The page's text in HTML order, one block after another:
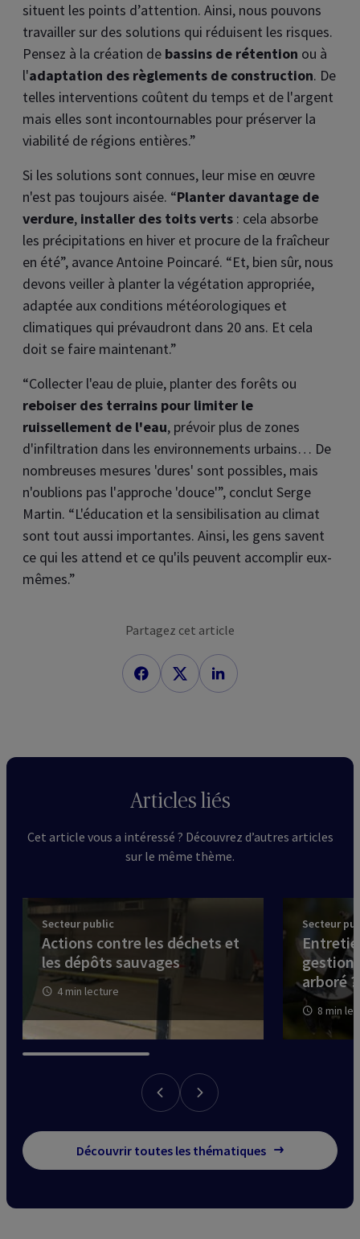
situent les points d’attention. Ainsi, nous pouvons
travailler sur des solutions qui réduisent les risques.
Pensez à la création de bassins de rétention ou à
l'adaptation des règlements de construction. De
telles interventions coûtent du temps et de l'argent
mais elles sont incontournables pour préserver la
viabilité de régions entières.”
Si les solutions sont connues, leur mise en œuvre
n'est pas toujours aisée. “Planter davantage de
verdure, installer des toits verts : cela absorbe
les précipitations en hiver et procure de la fraîcheur
en été”, avance Antoine Poincaré. “Et, bien sûr, nous
devons veiller à planter la végétation appropriée,
adaptée aux conditions météorologiques et
climatiques qui prévaudront dans 20 ans. Et cela
doit se faire maintenant.”
“Collecter l'eau de pluie, planter des forêts ou
reboiser des terrains pour limiter le
ruissellement de l'eau, prévoir plus de zones
d'infiltration dans les environnements urbains… De
nombreuses mesures 'dures' sont possibles, mais
n'oublions pas l'approche 'douce'”, conclut Serge
Martin. “L'éducation et la sensibilisation au climat
sont tout aussi importantes. Ainsi, les gens savent
ce qui les attend et ce qu'ils peuvent accomplir eux-
mêmes.”
Partagez cet article
Articles liés
Cet article vous a intéressé ? Découvrez d’autres articles
sur le même thème.
Secteur public
Actions contre les déchets et
les dépôts sauvages
4 min lecture
Secteur
gestion
arboré ?
8 min
Découvrir toutes les thématiques